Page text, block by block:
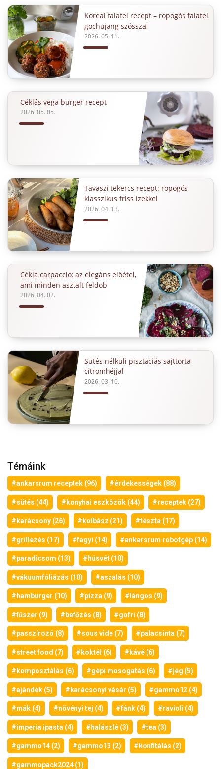
Koreai falafel recept – ropogós falafel
gochujang szósszal
2026. 05. 11.
Céklás vega burger recept
2026. 05. 05.
Tavaszi tekercs recept: ropogós
klasszikus friss ízekkel
2026. 04. 13.
Cékla carpaccio: az elegáns előétel,
ami minden asztalt feldob
2026. 04. 02.
Sütés nélküli pisztáciás sajttorta
citromhéjjal
2026. 03. 10.
Témáink
#ankarsrum receptek (96) #érdekességek (88)
#sütés (44) #konyhai eszközök (44) #receptek (27)
#karácsony (26) #kolbász (21) #tészta (17)
#grillezés (17) #fagyi (14) #ankarsrum robotgép (14)
#paradicsom (13) #húsvét (10)
#vákuumfóliázás (10) #aszalás (10)
#hamburger (10) #pizza (9) #lángos (9)
#fűszer (9) #befőzés (8) #gofri (8)
#passzírozó (8) #sous vide (7) #palacsinta (7)
#street food (7) #koktél (6) #kávé (6)
#komposztálás (6) #gépi mosogatás (6) #jég (5)
#ajándék (5) #karácsonyi vásár (5) #gammo12 (4)
#mák (4) #növényi tej (4) #fánk (4) #ravioli (4)
#imperia ipasta (4) #halászlé (3) #tea (3)
#gammo14 (2) #gammo13 (2) #konfitálás (2)
#gammopack2024 (1)